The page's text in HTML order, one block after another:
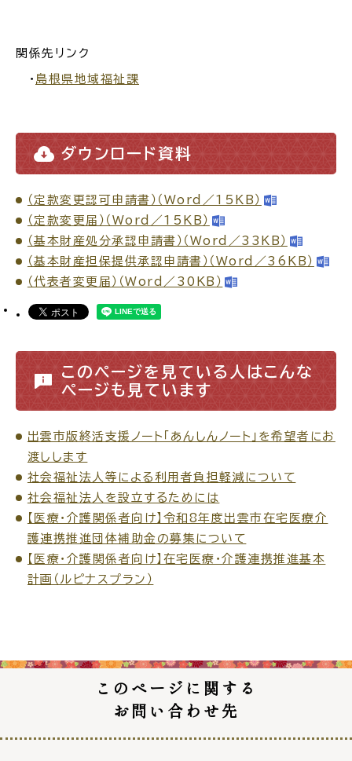
関係先リンク
・ 島根県地域福祉課
ダウンロード資料
（定款変更認可申請書）（Word／15KB）
（定款変更届）（Word／15KB）
（基本財産処分承認申請書）（Word／33KB）
（基本財産担保提供承認申請書）（Word／36KB）
（代表者変更届）（Word／30KB）
このページを見ている人はこんな
ページも見ています
出雲市版終活支援ノート「あんしんノート」を希望者にお
渡しします
社会福祉法人等による利用者負担軽減について
社会福祉法人を設立するためには
【医療・介護関係者向け】令和8年度出雲市在宅医療介
護連携推進団体補助金の募集について
【医療・介護関係者向け】在宅医療・介護連携推進基本
計画（ルピナスプラン）
このページに関する
お問い合わせ先